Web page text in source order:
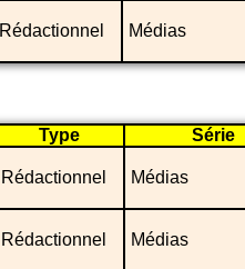
Rédactionnel Médias
Type Série
Rédactionnel Médias
Rédactionnel Médias